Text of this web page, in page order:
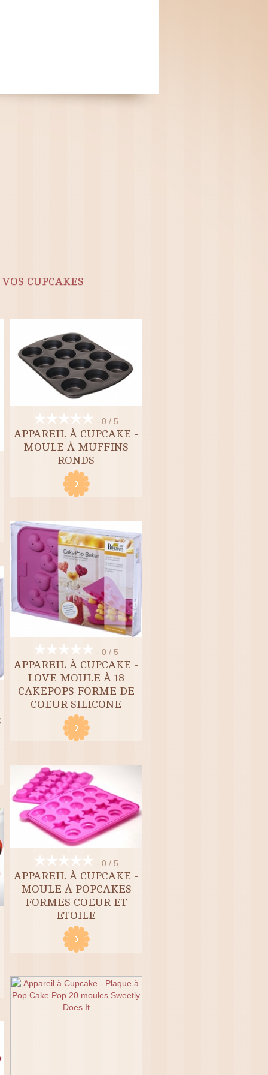
CUPCAKES
- 0 / 5
APPAREIL À CUPCAKE -
MOULE À MUFFINS
RONDS
- 0 / 5
APPAREIL À CUPCAKE -
LOVE MOULE À 18
CAKEPOPS FORME DE
COEUR SILICONE
- 0 / 5
APPAREIL À CUPCAKE -
MOULE À POPCAKES
FORMES COEUR ET
ETOILE